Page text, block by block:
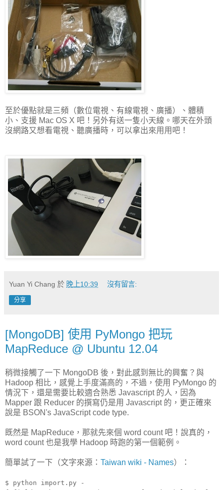
至於優點就是三頻（數位電視、有線電視、廣播）、體積
小、支援 Mac OS X 吧！另外有送一隻小天線。哪天在外頭
沒網路又想看電視、聽廣播時，可以拿出來用用吧！
Yuan Yi Chang 於 晚上10:39 沒有留言:
分享
[MongoDB] 使用 PyMongo 把玩
MapReduce @ Ubuntu 12.04
稍微接觸了一下 MongoDB 後，對此感到無比的興奮？與
Hadoop 相比，感覺上手度滿高的，不過，使用 PyMongo 的
情況下，還是需要比較適合熟悉 Javascript 的人，因為
Mapper 跟 Reducer 的撰寫仍是用 Javascript 的，更正確來
說是 BSON's JavaScript code type.
既然是 MapReduce，那就先來個 word count 吧！說真的，
word count 也是我學 Hadoop 時跑的第一個範例。
簡單試了一下（文字來源： Taiwan wiki - Names）：
$ python import.py -